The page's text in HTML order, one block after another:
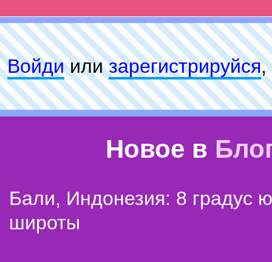
Войдиилизарeгиcтpируйся,
Новое в
Бали, Индонезия: 8 градус
широты